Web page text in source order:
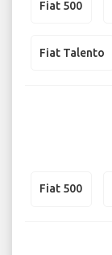
Fiat 500
Fiat Talento
Fiat 500